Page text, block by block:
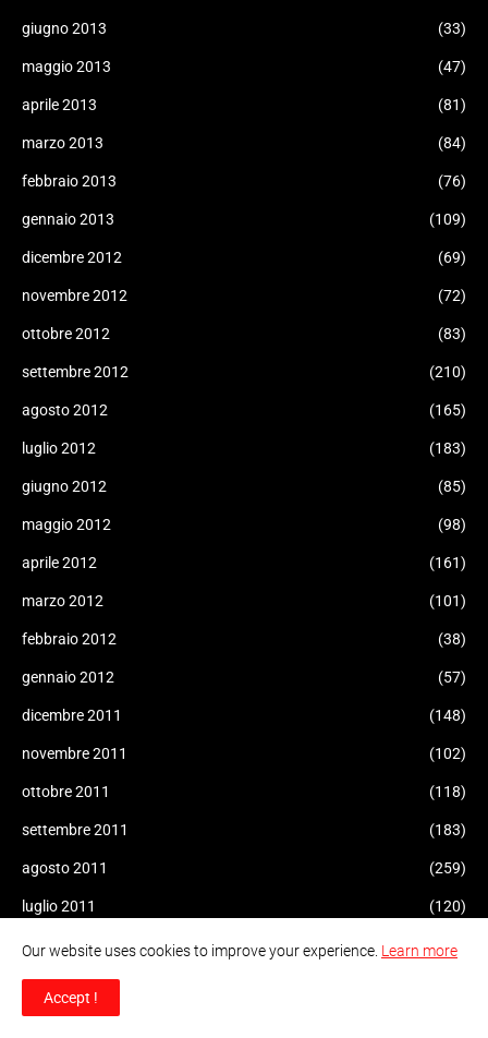
giugno 2013 (33)
maggio 2013 (47)
aprile 2013 (81)
marzo 2013 (84)
febbraio 2013 (76)
gennaio 2013 (109)
dicembre 2012 (69)
novembre 2012 (72)
ottobre 2012 (83)
settembre 2012 (210)
agosto 2012 (165)
luglio 2012 (183)
giugno 2012 (85)
maggio 2012 (98)
aprile 2012 (161)
marzo 2012 (101)
febbraio 2012 (38)
gennaio 2012 (57)
dicembre 2011 (148)
novembre 2011 (102)
ottobre 2011 (118)
settembre 2011 (183)
agosto 2011 (259)
luglio 2011 (120)
Our website uses cookies to improve your experience. Learn more
Accept !